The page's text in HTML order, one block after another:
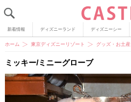
新着情報 ディズニーランド ディズニーシー
ホーム 東京ディズニーリゾート グッズ・お土産
ミッキー/ミニーグローブ